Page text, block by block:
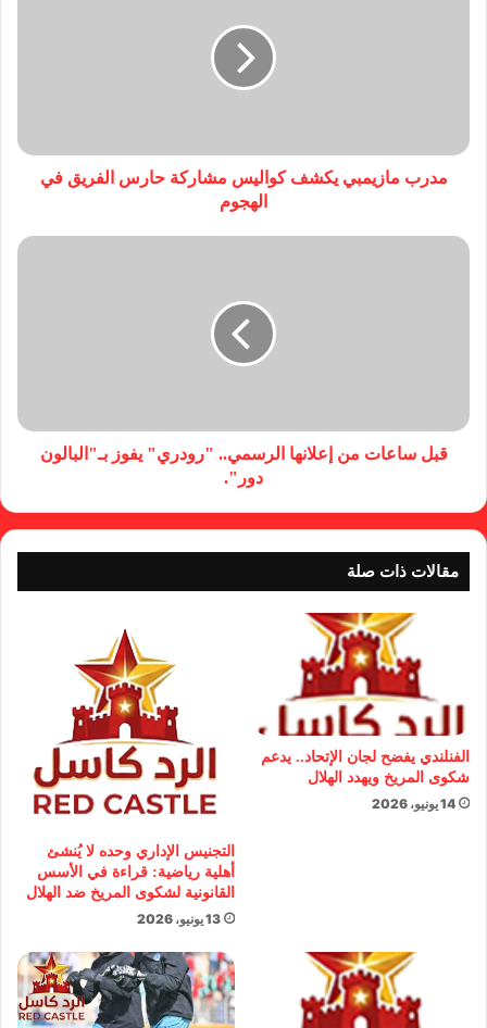
مدرب مازيمبي يكشف كواليس مشاركة حارس الفريق في
الهجوم
قبل ساعات من إعلانها الرسمي.. "رودري" يفوز بـ"البالون
دور".
مقالات ذات صلة
الفنلندي يفضح لجان الإتحاد.. يدعم
شكوى المريخ ويهدد الهلال
14 يونيو، 2026
التجنيس الإداري وحده لا يُنشئ
أهلية رياضية: قراءة في الأسس
القانونية لشكوى المريخ ضد الهلال
13 يونيو، 2026